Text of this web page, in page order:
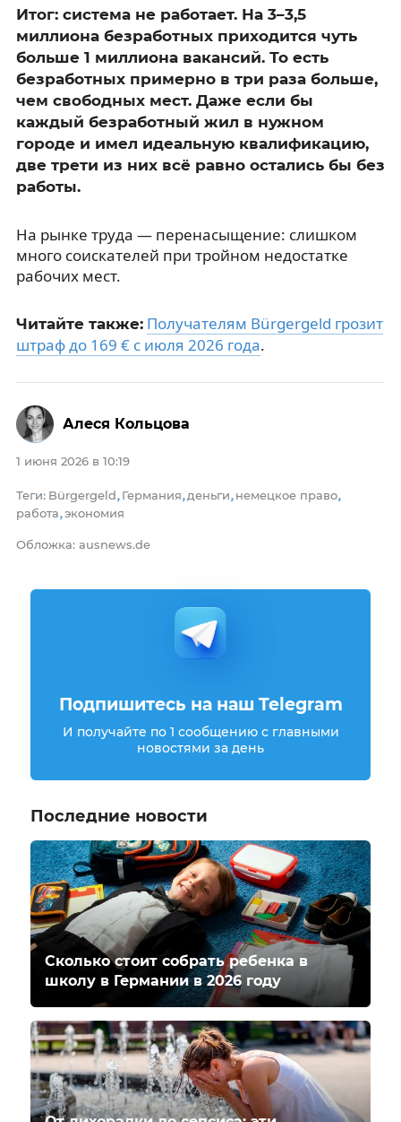
Итог: система не работает. На 3–3,5
миллиона безработных приходится чуть
больше 1 миллиона вакансий. То есть
безработных примерно в три раза больше,
чем свободных мест. Даже если бы
каждый безработный жил в нужном
городе и имел идеальную квалификацию,
две трети из них всё равно остались бы без
работы.
На рынке труда — перенасыщение: слишком
много соискателей при тройном недостатке
рабочих мест.
Читайте также: Получателям Bürgergeld грозит
штраф до 169 € с июля 2026 года.
1 июня 2026 в 10:19
Теги: Bürgergeld, Германия, деньги, немецкое право,
работа,экономия
Обложка: ausnews.de
Алеся Кольцова
Подпишитесь на наш Telegram
И получайте по 1 сообщению с главными
новостями за день
Последние новости
Сколько стоит собрать ребенка в
школу в Германии в 2026 году